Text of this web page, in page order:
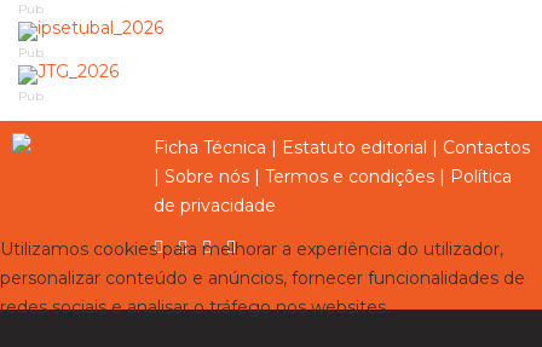
Pub
Pub
Pub
Ficha Técnica | Estatuto editorial | Contactos
| Sobre nós | Termos e condições | Política
de privacidade
Utilizamos cookies para melhorar a experiência do utilizador,
personalizar conteúdo e anúncios, fornecer funcionalidades de
redes sociais e analisar o tráfego nos websites.